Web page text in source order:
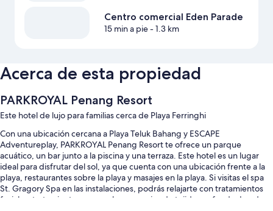
Centro comercial Eden Parade
15 min a pie- 1.3 km
Acerca de esta propiedad
PARKROYAL Penang Resort
Este hotel de lujo para familias cerca de Playa Ferringhi
Con una ubicación cercana a Playa Teluk Bahang y ESCAPE
Adventureplay, PARKROYAL Penang Resort te ofrece un parque
acuático, un bar junto a la piscina y una terraza. Este hotel es un lugar
ideal para disfrutar del sol, ya que cuenta con una ubicación frente a la
playa, restaurantes sobre la playa y masajes en la playa. Si visitas el spa
St. Gragory Spa en las instalaciones, podrás relajarte con tratamientos
faciales, tratamientos corporales o masajes de tejido profundo. Los dos